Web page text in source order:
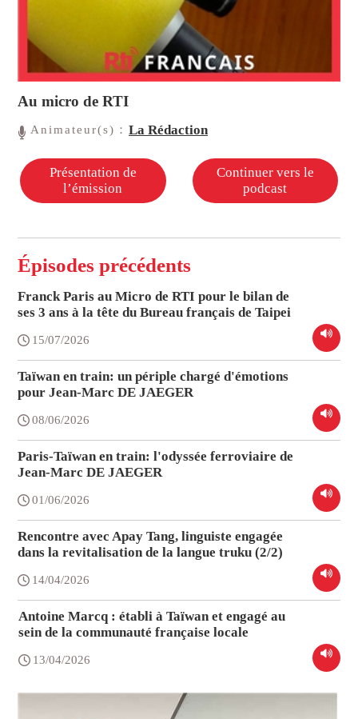
Au micro de RTI
Animateur(s)：La Rédaction
Présentation de
l’émission
Continuer vers le
podcast
Épisodes précédents
Franck Paris au Micro de RTI pour le bilan de
ses 3 ans à la tête du Bureau français de Taipei
15/07/2026
Taïwan en train: un périple chargé d'émotions
pour Jean-Marc DE JAEGER
08/06/2026
Paris-Taïwan en train: l'odyssée ferroviaire de
Jean-Marc DE JAEGER
01/06/2026
Rencontre avec Apay Tang, linguiste engagée
dans la revitalisation de la langue truku (2/2)
14/04/2026
Antoine Marcq : établi à Taïwan et engagé au
sein de la communauté française locale
13/04/2026